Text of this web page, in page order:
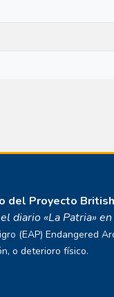
del Proyecto
diario «La Patria»
(EAP) Endangered
o deterioro físico.